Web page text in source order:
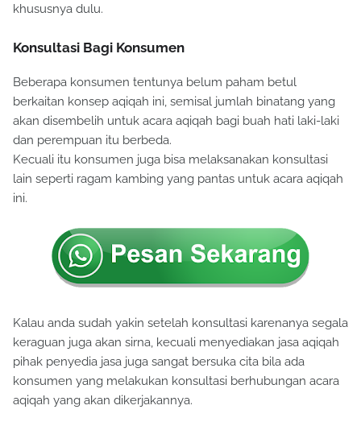
khususnya dulu.
Konsultasi Bagi Konsumen
Beberapa konsumen tentunya belum paham betul
berkaitan konsep aqiqah ini, semisal jumlah binatang yang
akan disembelih untuk acara aqiqah bagi buah hati laki-laki
dan perempuan itu berbeda.
Kecuali itu konsumen juga bisa melaksanakan konsultasi
lain seperti ragam kambing yang pantas untuk acara aqiqah
ini.
Kalau anda sudah yakin setelah konsultasi karenanya segala
keraguan juga akan sirna, kecuali menyediakan jasa aqiqah
pihak penyedia jasa juga sangat bersuka cita bila ada
konsumen yang melakukan konsultasi berhubungan acara
aqiqah yang akan dikerjakannya.